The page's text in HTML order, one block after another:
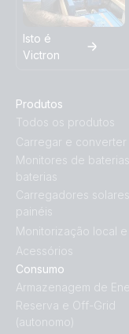
Isto é
Victron
Produtos
Todos os produtos
Carregar e converter
Monitores de
baterias
Carregadores
painéis
Monitorização local
Acessórios
Consumo
Armazenagem de
Reserva e Off-Grid
(autonomo)